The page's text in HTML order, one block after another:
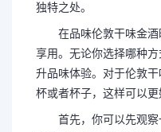
独特之处。
在品味伦敦干味金
享用。无论你选择哪种
升品味体验。对于伦敦
杯或者杯子，这样可以更
首先，你可以先观